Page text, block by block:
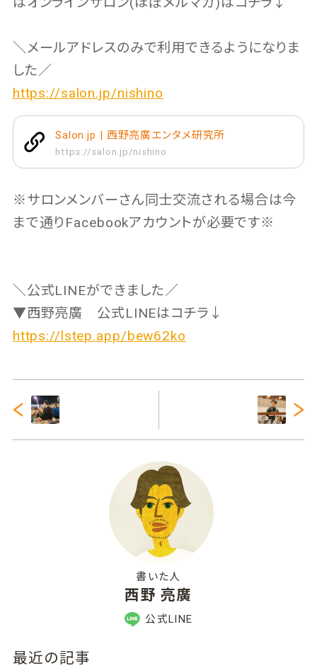
＼メールアドレスのみで利用できるようになりま
した／
https://salon.jp/nishino
Salon.jp | 西野亮廣エンタメ研究所
https://salon.jp/nishino
※サロンメンバーさん同士交流される場合は今
まで通りFacebookアカウントが必要です※
＼公式LINEができました／
▼西野亮廣 公式LINEはコチラ↓
https://lstep.app/bew62ko
書いた人
西野 亮廣
公式LINE
最近の記事